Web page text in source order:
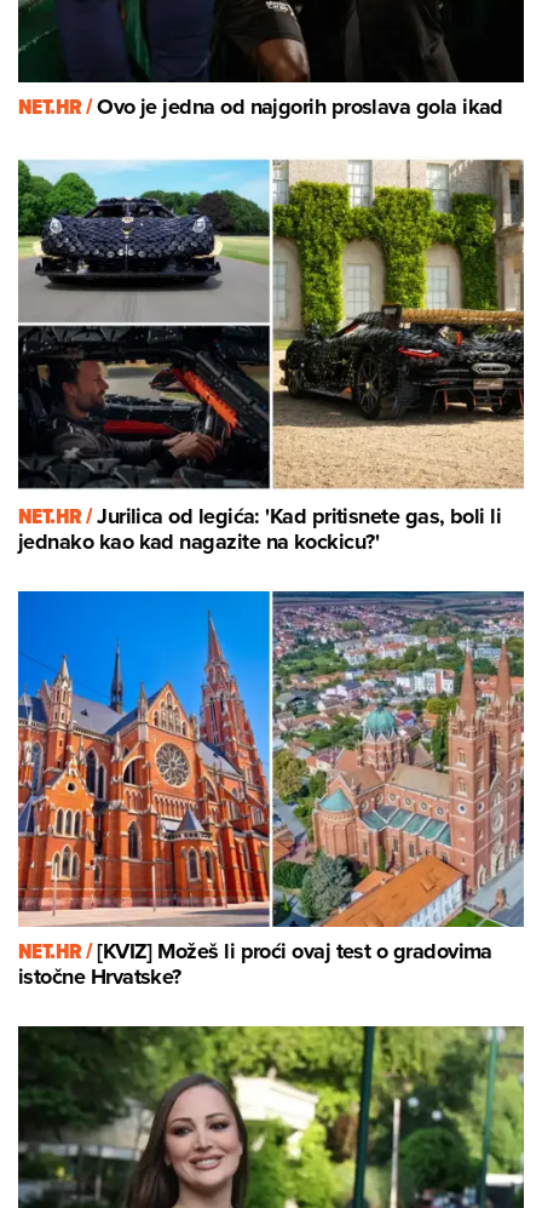
NET.HR /Ovo je jedna od najgorih proslava gola ikad
NET.HR /Jurilica od legića: 'Kad pritisnete gas, boli li
jednako kao kad nagazite na kockicu?'
NET.HR /[KVIZ] Možeš li proći ovaj test o gradovima
istočne Hrvatske?